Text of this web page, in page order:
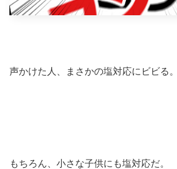
声かけた人、まさかの塩対応にビビる。
もちろん、小さな子供にも塩対応だ。